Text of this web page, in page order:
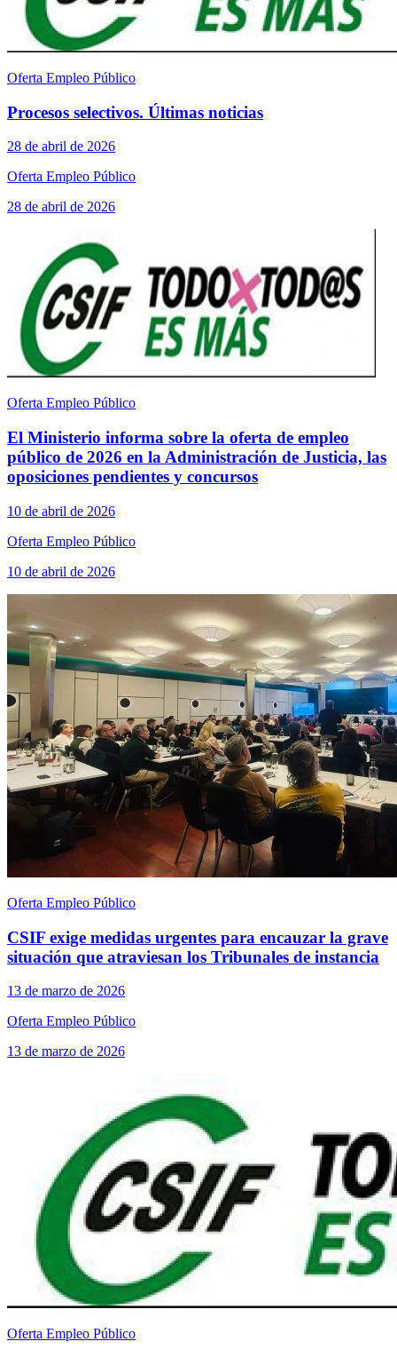
Oferta Empleo Público
Procesos selectivos. Últimas noticias
28 de abril de 2026
Oferta Empleo Público
28 de abril de 2026
Oferta Empleo Público
El Ministerio informa sobre la oferta de empleo
público de 2026 en la Administración de Justicia, las
oposiciones pendientes y concursos
10 de abril de 2026
Oferta Empleo Público
10 de abril de 2026
Oferta Empleo Público
CSIF exige medidas urgentes para encauzar la grave
situación que atraviesan los Tribunales de instancia
13 de marzo de 2026
Oferta Empleo Público
13 de marzo de 2026
Oferta Empleo Público